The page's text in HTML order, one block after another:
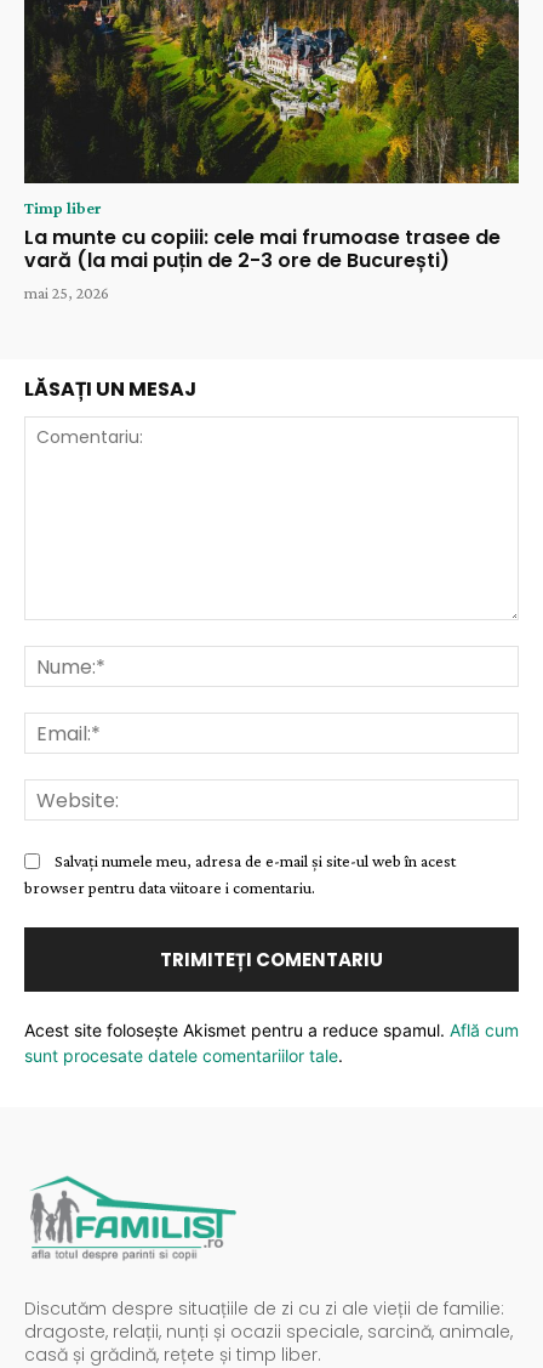
Timp liber
La munte cu copiii: cele mai frumoase trasee de
vară (la mai puțin de 2-3 ore de București)
mai 25, 2026
LĂSAȚI UN MESAJ
Salvați numele meu, adresa de e-mail și site-ul web în acest
browser pentru data viitoare i comentariu.
Acest site folosește Akismet pentru a reduce spamul. Află cum
sunt procesate datele comentariilor tale.
Discutăm despre situațiile de zi cu zi ale vieții de familie:
dragoste, relații, nunți și ocazii speciale, sarcină, animale,
casă și grădină, rețete și timp liber.